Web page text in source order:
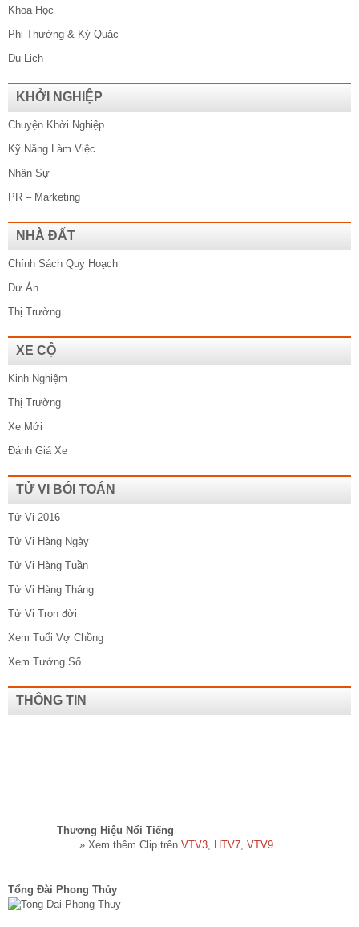
Khoa Học
Phi Thường & Kỳ Quặc
Du Lịch
KHỞI NGHIỆP
Chuyện Khởi Nghiệp
Kỹ Năng Làm Việc
Nhân Sự
PR – Marketing
NHÀ ĐẤT
Chính Sách Quy Hoạch
Dự Án
Thị Trường
XE CỘ
Kinh Nghiệm
Thị Trường
Xe Mới
Đánh Giá Xe
TỬ VI BÓI TOÁN
Tử Vi 2016
Tử Vi Hàng Ngày
Tử Vi Hàng Tuần
Tử Vi Hàng Tháng
Tử Vi Trọn đời
Xem Tuổi Vợ Chồng
Xem Tướng Số
THÔNG TIN
Thương Hiệu Nổi Tiếng​
» Xem thêm Clip trên VTV3 HTV7 VTV9
Tổng Đài Phong Thủy